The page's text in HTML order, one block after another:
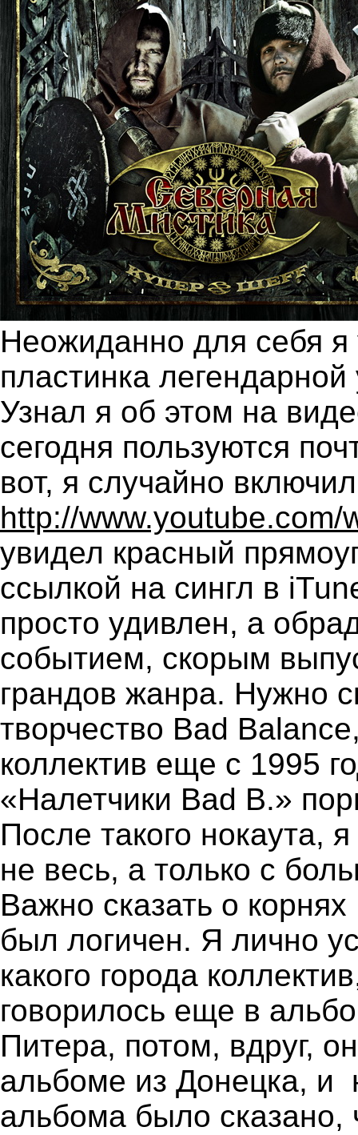
Неожиданно для себя я
пластинка
Узнал я об этом на
сегодня пользуются
вот, я случайно
http://
увидел красный
ссылкой на сингл в
просто удивлен, а
событием, скорым
грандов жанра. Нужно
творчество Bad
коллектив еще с 1995
«Налетчики Bad B.»
После такого нокаута,
не весь, а только с
Важно сказать о
был логичен. Я лично
какого города
говорилось еще в
Питера, потом, вдруг,
альбоме из Донецка, и
альбома было сказано,